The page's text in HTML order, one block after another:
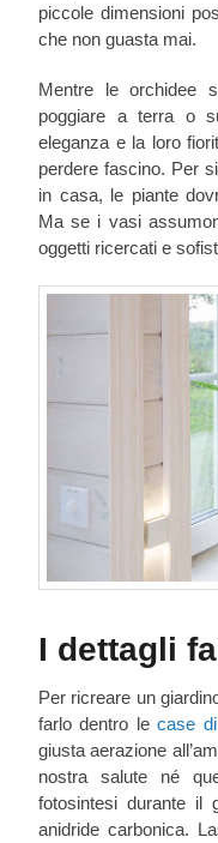
piccole dimensioni
che non guasta mai.
Mentre le orchidee
poggiare a terra o
eleganza e la loro
perdere fascino. Per
in casa, le piante
Ma se i vasi
oggetti ricercati e
I dettagli
Per ricreare un
farlo dentro lecase
giusta aerazione
nostra salute né
fotosintesi durante il
anidride carbonica.